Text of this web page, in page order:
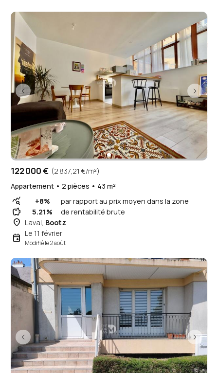
122 000 € (2 837,21 €/m²)
Appartement • 2 pièces • 43 m²
query_stats +8% par rapport au prix moyen dans la zone
savings 5.21% de rentabilité brute
place Laval, Bootz
event Le 11 février
Modifié le 2 août